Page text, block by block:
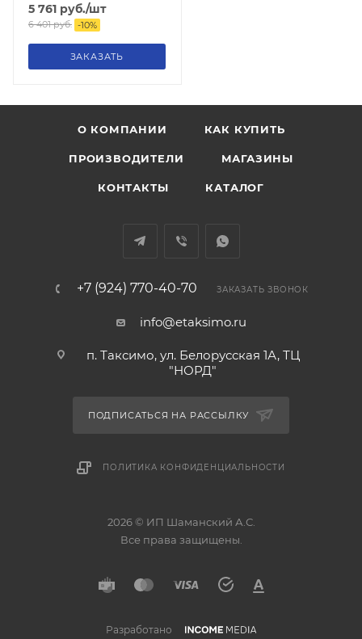
5 761 руб./шт
6 401руб. -10%
ЗАКАЗАТЬ
О КОМПАНИИ КАК КУПИТЬ
ПРОИЗВОДИТЕЛИ МАГАЗИНЫ
КОНТАКТЫ КАТАЛОГ
+7 (924) 770-40-70 ЗАКАЗАТЬ ЗВОНОК
info@etaksimo.ru
п. Таксимо, ул. Белорусская 1А, ТЦ
"НОРД"
ПОДПИСАТЬСЯ НА РАССЫЛКУ
ПОЛИТИКА КОНФИДЕНЦИАЛЬНОСТИ
2026 © ИП Шаманский А.С.
Все права защищены.
Разработано